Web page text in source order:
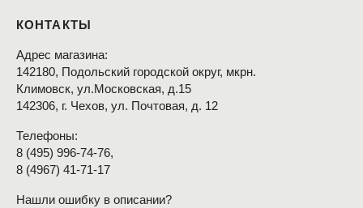
КОНТАКТЫ
Адрес магазина:
142180, Подольский городской округ, мкрн.
Климовск, ул.Московская, д.15
142306, г. Чехов, ул. Почтовая, д. 12
Телефоны:
8 (495) 996-74-76,
8 (4967) 41-71-17
Нашли ошибку в описании?